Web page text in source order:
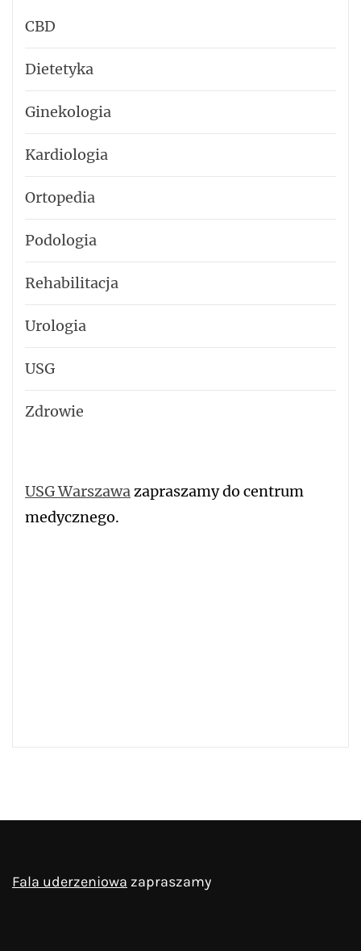
CBD
Dietetyka
Ginekologia
Kardiologia
Ortopedia
Podologia
Rehabilitacja
Urologia
USG
Zdrowie
USG Warszawazapraszamy do centrum
medycznego.
Fala uderzeniowa zapraszamy